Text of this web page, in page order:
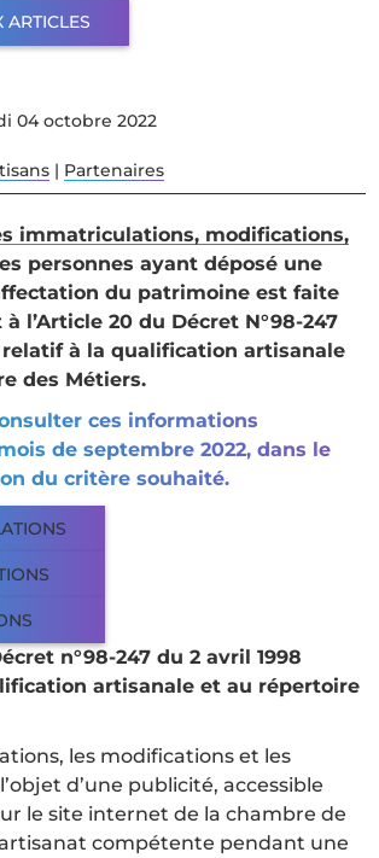
ARTICLES
04 octobre 2022
| Partenaires
immatriculations, modifications,
personnes ayant déposé une
du patrimoine est faite
l’Article 20 du Décret N°98-247
relatif à la qualification artisanale
des Métiers.
ces informations
de septembre 2022, dans le
du critère souhaité.
n°98-247 du 2 avril 1998
artisanale et au répertoire
les modifications et les
d’une publicité, accessible
le site internet de la chambre de
compétente pendant une